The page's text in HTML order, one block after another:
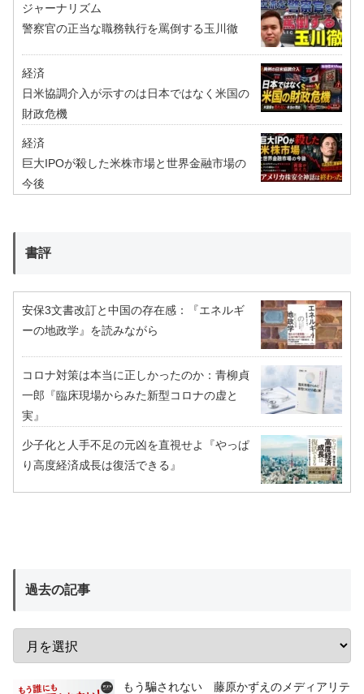
ジャーナリズム
警察官の正当な職務執行を罵倒する玉川徹
経済
日米協調介入が示すのは日本ではなく米国の
財政危機
経済
巨大IPOが殺した米株市場と世界金融市場の
今後
書評
安保3文書改訂と中国の存在感：『エネルギ
ーの地政学』を読みながら
コロナ対策は本当に正しかったのか：青柳貞
一郎『臨床現場からみた新型コロナの虚と
実』
少子化と人手不足の元凶を直視せよ『やっぱ
り高度経済成長は復活できる』
過去の記事
もう騙されない 藤原かずえのメディアリテ